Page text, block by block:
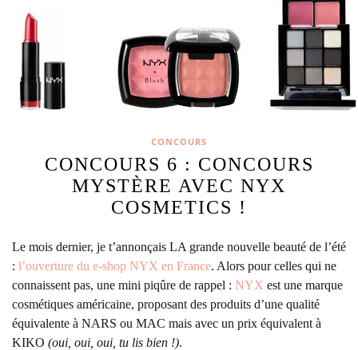
CONCOURS
CONCOURS 6 : CONCOURS
MYSTÈRE AVEC NYX
COSMETICS !
Le mois dernier, je t’annonçais LA grande nouvelle beauté de l’été
: l’ouverture du e-shop NYX en France. Alors pour celles qui ne
connaissent pas, une mini piqûre de rappel : NYX est une marque
cosmétiques américaine, proposant des produits d’une qualité
équivalente à NARS ou MAC mais avec un prix équivalent à
KIKO (oui, oui, oui, tu lis bien !).